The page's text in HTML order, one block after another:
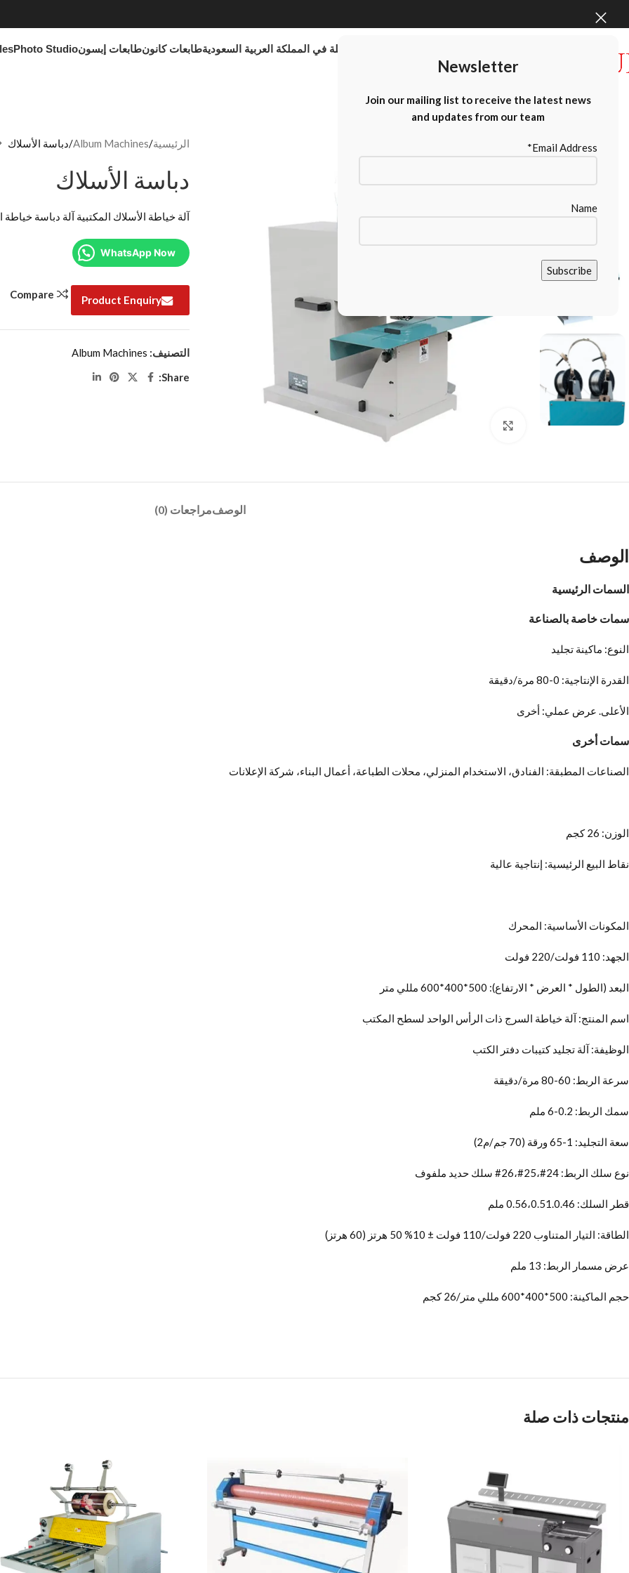
Newsletter
Join our mailing list to receive the latest news
and updates from our team
Email Address*
Name
موردو الطابعات كبيرة الحجم بالجملة في المملكة العربية السعوديةطابعات كانونطابعات إبسونPhoto Studio
Click to enlarge
الرئيسية Album Machines دباسة الأسلاك
دباسة الأسلاك
آلة خياطة الأسلاك المكتبية آلة دباسة
WhatsApp Now
Product Enquiry
Compare
التصنيف: Album Machines
Share:
الوصفمراجعات (0)
الوصف
السمات الرئيسية
سمات خاصة بالصناعة
النوع: ماكينة تجليد
القدرة الإنتاجية: 0-80 مرة/دقيقة
الأعلى. عرض عملي: أخرى
سمات أخرى
الصناعات المطبقة: الفنادق، الاستخدام المنزلي، محلات الطباعة، أعمال البناء، شركة الإعلانات
الوزن: 26 كجم
نقاط البيع الرئيسية: إنتاجية عالية
المكونات الأساسية: المحرك
الجهد: 110 فولت/220 فولت
البعد (الطول * العرض * الارتفاع): 500*400*600 مللي متر
اسم المنتج: آلة خياطة السرج ذات الرأس الواحد لسطح المكتب
الوظيفة: آلة تجليد كتيبات دفتر الكتب
سرعة الربط: 60-80 مرة/دقيقة
سمك الربط: 0.2-6 ملم
سعة التجليد: 1-65 ورقة (70 جم/م2)
نوع سلك الربط: 24#،25#،26# سلك حديد ملفوف
قطر السلك: 0.56،0.51.0.46 ملم
الطاقة: التيار المتناوب 220 فولت/110 فولت ± 10% 50 هرتز (60 هرتز)
عرض مسمار الربط: 13 ملم
حجم الماكينة: 500*400*600 مللي متر/26 كجم
منتجات ذات صلة